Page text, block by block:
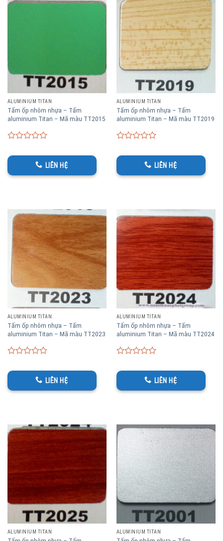
ALUMINIUM TITAN
Tấm ốp nhôm nhựa – Tấm
aluminium Titan – Mã màu TT2015
out
of
5
LIÊN HỆ
ALUMINIUM TITAN
Tấm ốp nhôm nhựa – Tấm
aluminium Titan – Mã màu TT2019
out
of
5
LIÊN HỆ
ALUMINIUM TITAN
Tấm ốp nhôm nhựa – Tấm
aluminium Titan – Mã màu TT2023
out
of
5
LIÊN HỆ
ALUMINIUM TITAN
Tấm ốp nhôm nhựa – Tấm
aluminium Titan – Mã màu TT2024
out
of
5
LIÊN HỆ
ALUMINIUM TITAN ALUMINIUM TITAN